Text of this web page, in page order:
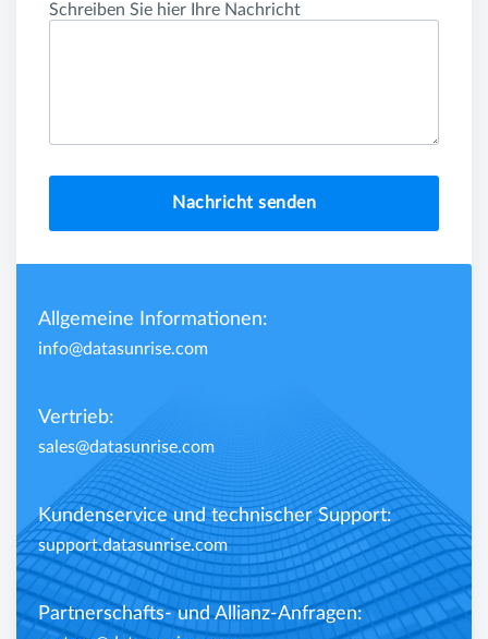
Schreiben Sie hier Ihre Nachricht
Nachricht senden
Allgemeine Informationen:
info@datasunrise.com
Vertrieb:
sales@datasunrise.com
Kundenservice und technischer Support:
support.datasunrise.com
Partnerschafts- und Allianz-Anfragen: